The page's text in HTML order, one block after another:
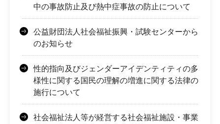
中の事故防止及び熱中症事故の防止について
公益財団法人社会福祉振興・試験センターから
のお知らせ
性的指向及びジェンダーアイデンティティの多
様性に関する国民の理解の増進に関する法律の
施行について
社会福祉法人等が経営する社会福祉施設・事業